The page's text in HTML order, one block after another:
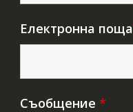
Електронна поща
Съобщение *